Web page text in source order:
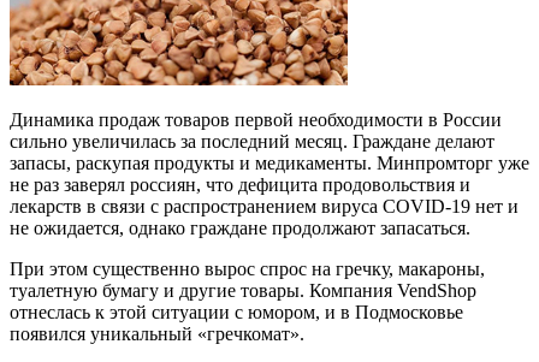
Динамика продаж товаров первой необходимости в России
сильно увеличилась за последний месяц. Граждане делают
запасы, раскупая продукты и медикаменты. Минпромторг уже
не раз заверял россиян, что дефицита продовольствия и
лекарств в связи с распространением вируса COVID-19 нет и
не ожидается, однако граждане продолжают запасаться.
При этом существенно вырос спрос на гречку, макароны,
туалетную бумагу и другие товары. Компания VendShop
отнеслась к этой ситуации с юмором, и в Подмосковье
появился уникальный «гречкомат».